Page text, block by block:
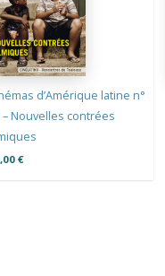
d’Amérique latine n°
– Nouvelles contrées
€